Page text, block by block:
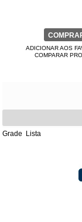
ADICIONAR AOS
COMPARAR
Grade Lista